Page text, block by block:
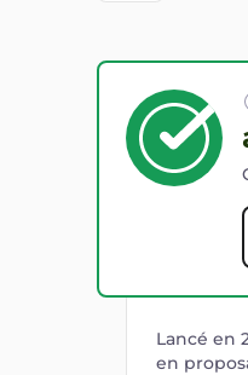
Lancé en
en